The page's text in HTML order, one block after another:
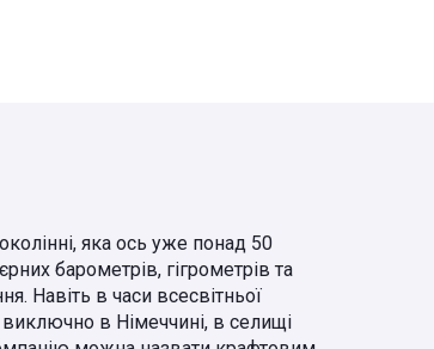
яка ось уже понад 50
барометрів, гігрометрів та
Навіть в часи всесвітньої
виключно в Німеччині, в селищі